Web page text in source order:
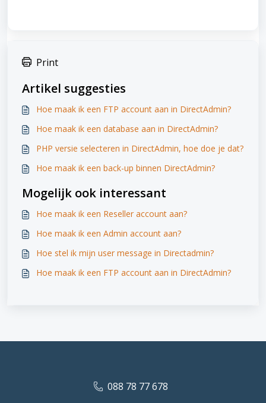
Print
Artikel suggesties
Hoe maak ik een FTP account aan in DirectAdmin?
Hoe maak ik een database aan in DirectAdmin?
PHP versie selecteren in DirectAdmin, hoe doe je dat?
Hoe maak ik een back-up binnen DirectAdmin?
Mogelijk ook interessant
Hoe maak ik een Reseller account aan?
Hoe maak ik een Admin account aan?
Hoe stel ik mijn user message in Directadmin?
Hoe maak ik een FTP account aan in DirectAdmin?
088 78 77 678